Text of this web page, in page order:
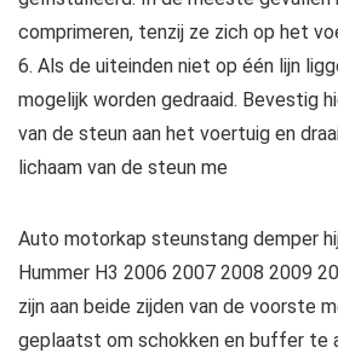
comprimeren, tenzij ze zich op het
6. Als de uiteinden niet op één lijn
mogelijk worden gedraaid. Bevestig
van de steun aan het voertuig en
lichaam van de steun me
Auto motorkap steunstang demper
Hummer H3 2006 2007 2008 2009
zijn aan beide zijden van de voorste
geplaatst om schokken en buffer te